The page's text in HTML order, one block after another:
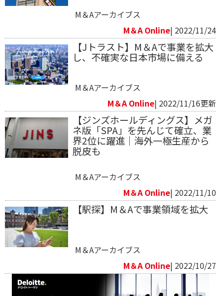
M＆Aアーカイブス
M＆A Online| 2022/11/24
【Jトラスト】M＆Aで事業を拡大
し、不確実な日本市場に備える
M＆Aアーカイブス
M＆A Online| 2022/11/16更新
【ジンズホールディングス】メガ
ネ版「SPA」を先んじて確立、業
界2位に躍進｜海外一極生産から
脱皮も
M＆Aアーカイブス
M＆A Online| 2022/11/10
【駅探】M＆Aで事業領域を拡大
M＆Aアーカイブス
M＆A Online| 2022/10/27